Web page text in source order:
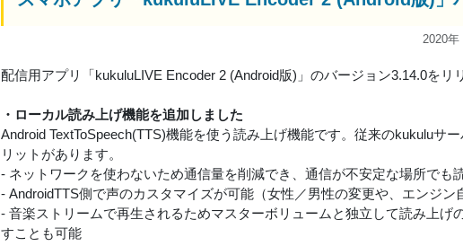
2020年
配信用アプリ「kukuluLIVE Encoder 2 (Android版)」のバージョン3.14.0をリ
・ローカル読み上げ機能を追加しました
Android TextToSpeech(TTS)機能を使う読み上げ機能です。従来のkukuluサ
リットがあります。
- ネットワークを使わないため通信量を削減でき、通信が不安定な場所でも
- AndroidTTS側で声のカスタマイズが可能（女性／男性の変更や、エンジン
- 音楽ストリームで再生されるためマスターボリュームと独立して読み上げ
すことも可能